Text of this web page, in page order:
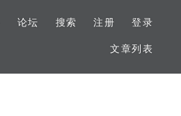
论坛 搜索 注册 登录
文章列表